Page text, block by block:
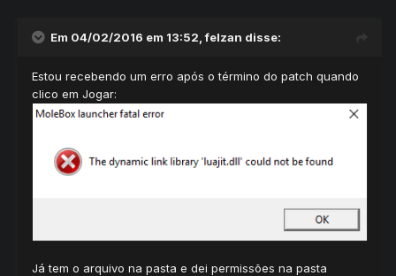
Em 04/02/2016 em 13:52, felzan disse:
Estou recebendo um erro após o término do patch quando
clico em Jogar:
Já tem o arquivo na pasta e dei permissões na pasta